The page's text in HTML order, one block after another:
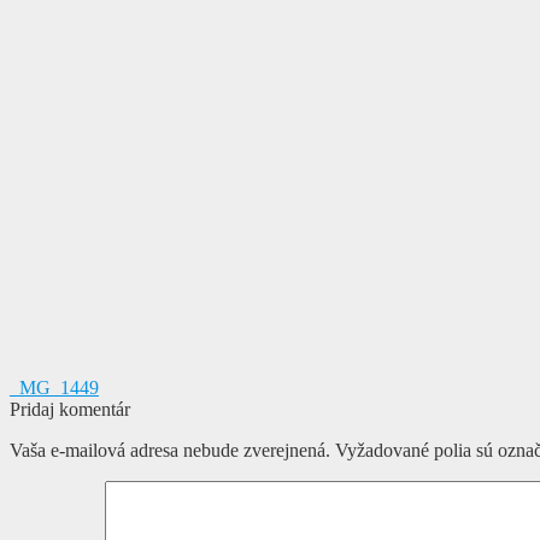
Navigácia
v
článku
Predchádzajúci
článok:
_MG_1449
Pridaj komentár
Vaša e-mailová adresa nebude zverejnená. Vyžadované polia sú